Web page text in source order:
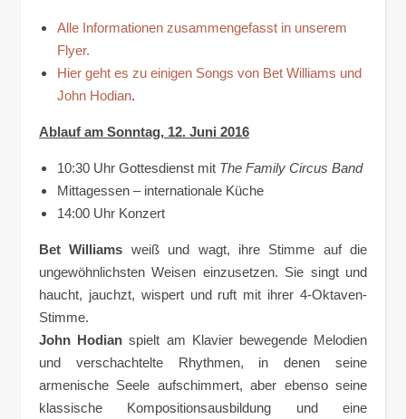
Alle Informationen zusammengefasst in unserem
Flyer.
Hier geht es zu einigen Songs von Bet Williams und
John Hodian.
Ablauf am Sonntag, 12. Juni 2016
10:30 Uhr Gottesdienst mit The Family Circus Band
Mittagessen – internationale Küche
14:00 Uhr Konzert
Bet Williams weiß und wagt, ihre Stimme auf die
ungewöhnlichsten Weisen einzusetzen. Sie singt und
haucht, jauchzt, wispert und ruft mit ihrer 4-Oktaven-
Stimme.
John Hodian spielt am Klavier bewegende Melodien
und verschachtelte Rhythmen, in denen seine
armenische Seele aufschimmert, aber ebenso seine
klassische Kompositionsausbildung und eine